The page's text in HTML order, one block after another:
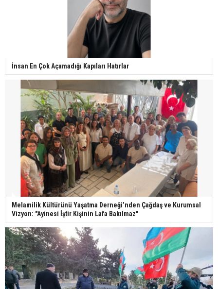
İnsan En Çok Açamadığı Kapıları Hatırlar
Melamilik Kültürünü Yaşatma Derneği’nden Çağdaş ve Kurumsal
Vizyon: "Ayinesi İştir Kişinin Lafa Bakılmaz"